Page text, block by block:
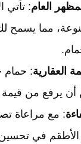
العام: تأتي
مما يسمح
العقارية:
يرفع من قيمة
: مع مراعاة
في تحسين